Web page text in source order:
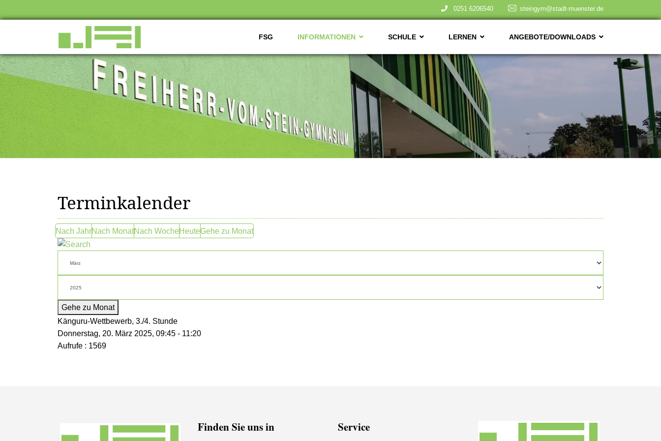
0251 6206540 steingym@stadt-muenster.de
FSG INFORMATIONEN SCHULE LERNEN ANGEBOTE/DOWNLOADS
Terminkalender
Nach JahrNach MonatNach WocheHeuteGehe zu Monat
Gehe zu Monat
Känguru-Wettbewerb, 3./4. Stunde
Donnerstag, 20. März 2025, 09:45 - 11:20
Aufrufe : 1569
Finden Sie uns in Service